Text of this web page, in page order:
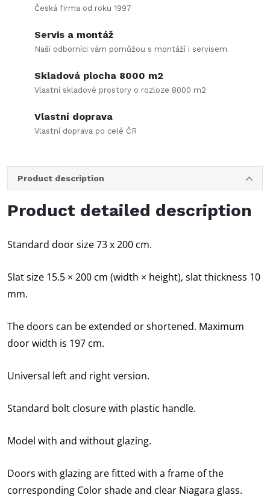
Česká firma od roku 1997
Servis a montáž
Naši odborníci vám pomůžou s montáží i servisem
Skladová plocha 8000 m2
Vlastní skladové prostory o rozloze 8000 m2
Vlastní doprava
Vlastní doprava po celé ČR
Product description
Product detailed description
Standard door size 73 x 200 cm.
Slat size 15.5 × 200 cm (width × height), slat thickness 10
mm.
The doors can be extended or shortened. Maximum
door width is 197 cm.
Universal left and right version.
Standard bolt closure with plastic handle.
Model with and without glazing.
Doors with glazing are fitted with a frame of the
corresponding Color shade and clear Niagara glass.